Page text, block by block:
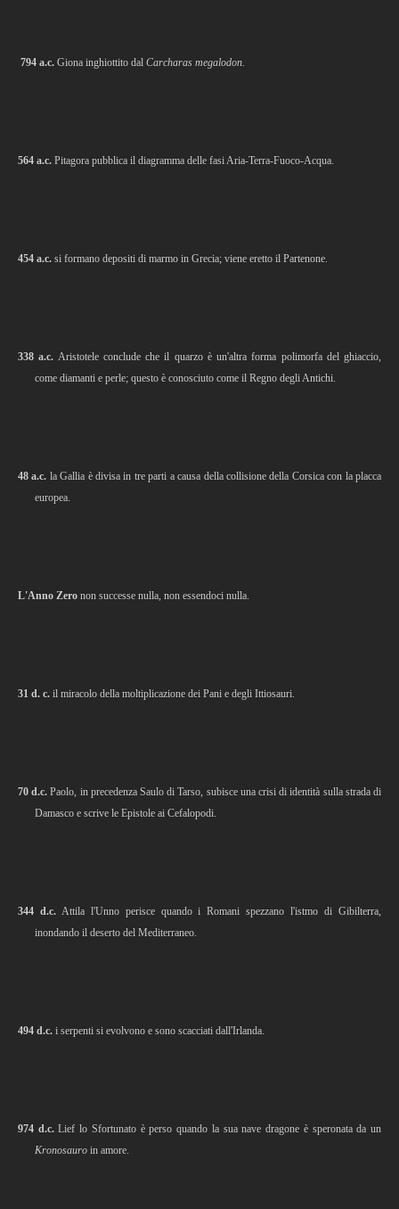
794 a.c. Giona inghiottito dal Carcharas megalodon.
564 a.c. Pitagora pubblica il diagramma delle fasi Aria-Terra-Fuoco-Acqua.
454 a.c. si formano depositi di marmo in Grecia; viene eretto il Partenone.
338 a.c. Aristotele conclude che il quarzo è un'altra forma polimorfa del ghiaccio,
come diamanti e perle; questo è conosciuto come il Regno degli Antichi.
48 a.c. la Gallia è divisa in tre parti a causa della collisione della Corsica con la placca
europea.
L'Anno Zero non successe nulla, non essendoci nulla.
31 d. c. il miracolo della moltiplicazione dei Pani e degli Ittiosauri.
70 d.c. Paolo, in precedenza Saulo di Tarso, subisce una crisi di identità sulla strada di
Damasco e scrive le Epistole ai Cefalopodi.
344 d.c.Attila l'Unno perisce quando i Romani spezzano l'istmo di Gibilterra,
inondando il deserto del Mediterraneo.
494 d.c. i serpenti si evolvono e sono scacciati dall'Irlanda.
974 d.c.Lief lo Sfortunato è perso quando la sua nave dragone è speronata da un
Kronosauroin amore.